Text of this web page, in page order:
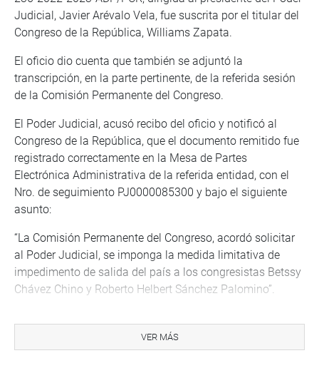
Judicial, Javier Arévalo Vela, fue suscrita por el titular del
Congreso de la República, Williams Zapata.
El oficio dio cuenta que también se adjuntó la
transcripción, en la parte pertinente, de la referida sesión
de la Comisión Permanente del Congreso.
El Poder Judicial, acusó recibo del oficio y notificó al
Congreso de la República, que el documento remitido fue
registrado correctamente en la Mesa de Partes
Electrónica Administrativa de la referida entidad, con el
Nro. de seguimiento PJ0000085300 y bajo el siguiente
asunto:
“La Comisión Permanente del Congreso, acordó solicitar
al Poder Judicial, se imponga la medida limitativa de
impedimento de salida del país a los congresistas Betssy
Chávez Chino y Roberto Helbert Sánchez Palomino”.
mayoría de 18 votos a favor, tres en contra y cero
abstenciones, solicitar al Poder Judicial se imponga
VER MÁS